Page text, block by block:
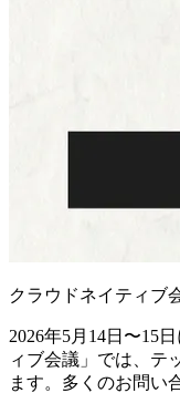
クラウドネイティブ
2026年5月14日〜15
ィブ会議」では、テ
ます。多くのお問い